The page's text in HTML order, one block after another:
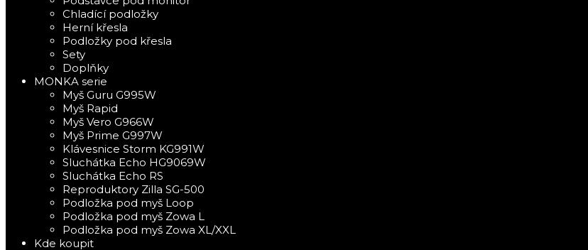
Chladící podložky
Herní křesla
Podložky pod křesla
Sety
Doplňky
MONKA serie
Myš Guru G995W
Myš Rapid
Myš Vero G966W
Myš Prime G997W
Klávesnice Storm KG991W
Sluchátka Echo HG9069W
Sluchátka Echo RS
Reproduktory Zilla SG-500
Podložka pod myš Loop
Podložka pod myš Zowa L
Podložka pod myš Zowa XL/XXL
Kde koupit